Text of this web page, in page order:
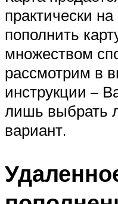
практически
пополнить
множеством
рассмотрим в
инструкции –
лишь выбрать
вариант.